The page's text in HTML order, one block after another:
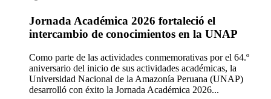
Jornada Académica 2026 fortaleció el
intercambio de conocimientos en la UNAP
Como parte de las actividades conmemorativas por el 64.º
aniversario del inicio de sus actividades académicas, la
Universidad Nacional de la Amazonía Peruana (UNAP)
desarrolló con éxito la Jornada Académica 2026...